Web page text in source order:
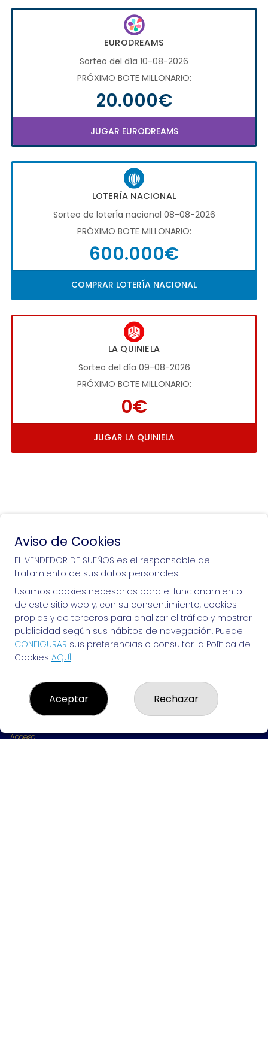
EURODREAMS
Sorteo del día 10-08-2026
PRÓXIMO BOTE MILLONARIO:
20.000€
JUGAR EURODREAMS
LOTERÍA NACIONAL
Sorteo de loterÍa nacional 08-08-2026
PRÓXIMO BOTE MILLONARIO:
600.000€
COMPRAR LOTERÍA NACIONAL
LA QUINIELA
Sorteo del día 09-08-2026
PRÓXIMO BOTE MILLONARIO:
0€
JUGAR LA QUINIELA
Si puedes soñarlo, puedes hacerlo, ¡mucha
suerte!
EL VENDEDOR DE SUEÑOS
¿Quiénes somos?
Resultados
Contacto
Empresas
Acceso
Aviso de Cookies
EL VENDEDOR DE SUEÑOS es el responsable del
tratamiento de sus datos personales.
Usamos cookies necesarias para el funcionamiento
de este sitio web y, con su consentimiento, cookies
propias y de terceros para analizar el tráfico y mostrar
publicidad según sus hábitos de navegación. Puede
CONFIGURAR sus preferencias o consultar la Política de
Cookies AQUÍ.
Aceptar Rechazar